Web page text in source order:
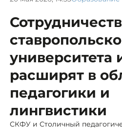
университета
расширят в
педагогики и
лингвистики
СКФУ и Столичный